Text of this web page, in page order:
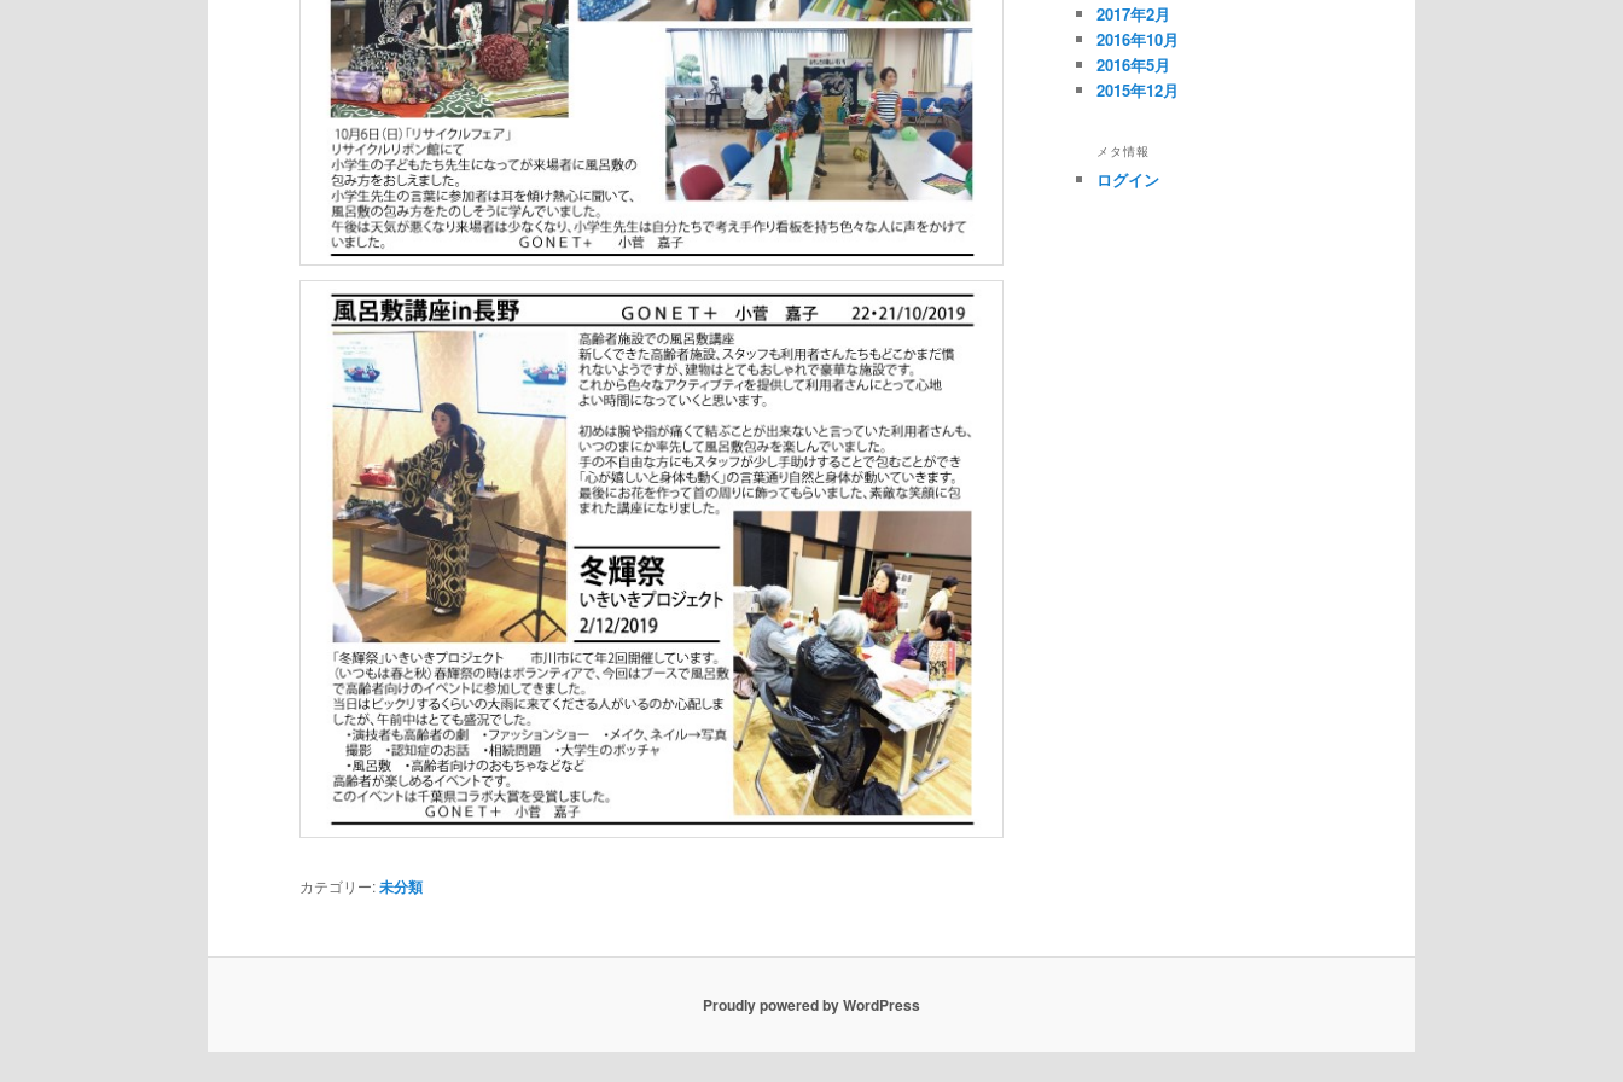
カテゴリー:未分類
2017年2月
2016年10月
2016年5月
2015年12月
メタ情報
ログイン
Proudly powered by WordPress